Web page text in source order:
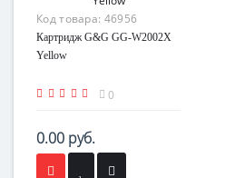
Код товара: 46956
Картридж G&G GG-W2002X
Yellow
0
0.00 руб.